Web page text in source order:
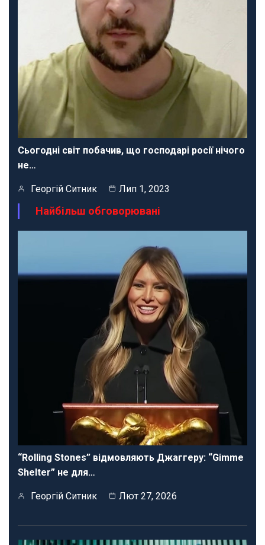
Сьогодні світ побачив, що господарі росії нічого
не…
Георгій Ситник Лип 1, 2023
Найбільш обговорювані
“Rolling Stones” відмовляють Джаггеру: “Gimme
Shelter” не для…
Георгій Ситник Лют 27, 2026